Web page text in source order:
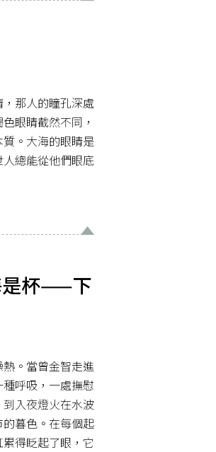
那人的瞳孔深處
眼睛截然不同，
。大海的眼睛是
總能從他們眼底
是杯——下
。當曾金智走進
呼吸，一處撫慰
入夜燈火在水波
暮色。在每個起
得眨起了眼，它